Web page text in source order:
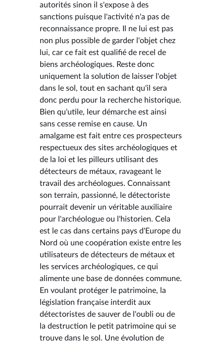
autorités sinon il s'expose à des
sanctions puisque l'activité n'a pas de
reconnaissance propre. Il ne lui est pas
non plus possible de garder l'objet chez
lui, car ce fait est qualifié de recel de
biens archéologiques. Reste donc
uniquement la solution de laisser l'objet
dans le sol, tout en sachant qu'il sera
donc perdu pour la recherche historique.
Bien qu'utile, leur démarche est ainsi
sans cesse remise en cause. Un
amalgame est fait entre ces prospecteurs
respectueux des sites archéologiques et
de la loi et les pilleurs utilisant des
détecteurs de métaux, ravageant le
travail des archéologues. Connaissant
son terrain, passionné, le détectoriste
pourrait devenir un véritable auxiliaire
pour l'archéologue ou l'historien. Cela
est le cas dans certains pays d'Europe du
Nord où une coopération existe entre les
utilisateurs de détecteurs de métaux et
les services archéologiques, ce qui
alimente une base de données commune.
En voulant protéger le patrimoine, la
législation française interdit aux
détectoristes de sauver de l'oubli ou de
la destruction le petit patrimoine qui se
trouve dans le sol. Une évolution de